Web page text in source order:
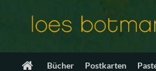
Bücher Postkarten